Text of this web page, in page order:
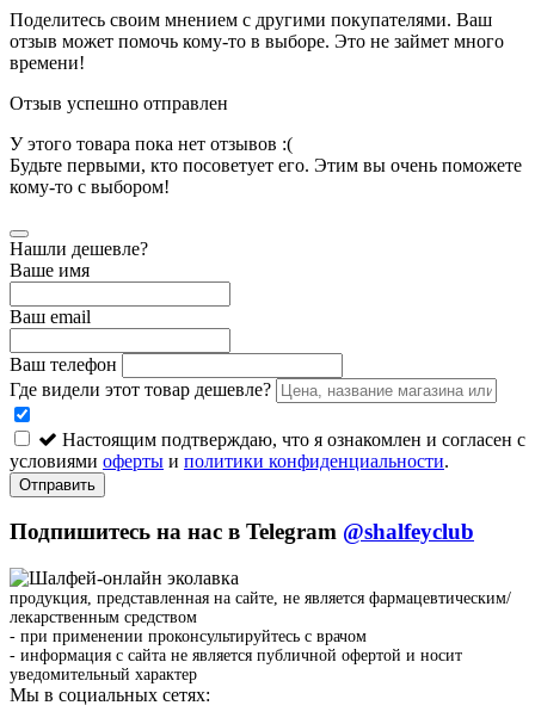
Поделитесь своим мнением с другими покупателями. Ваш
отзыв может помочь кому-то в выборе. Это не займет много
времени!
Отзыв успешно отправлен
У этого товара пока нет отзывов :(
Будьте первыми, кто посоветует его. Этим вы очень поможете
кому-то с выбором!
Нашли дешевле?
Ваше имя
Ваш email
Ваш телефон
Где видели этот товар дешевле?
Настоящим подтверждаю, что я ознакомлен и согласен с
условиями оферты и политики конфиденциальности.
Отправить
Подпишитесь на нас в Telegram @shalfeyclub
продукция, представленная на сайте, не является фармацевтическим/
лекарственным средством
- при применении проконсультируйтесь с врачом
- информация с сайта не является публичной офертой и носит
уведомительный характер
Мы в социальных сетях: